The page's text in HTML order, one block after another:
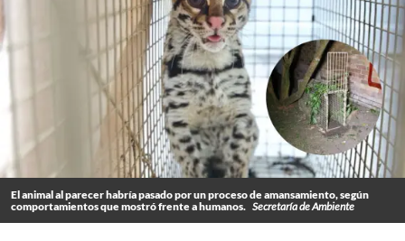
El animal al parecer habría pasado por un proceso de amansamiento, según
comportamientos que mostró frente a humanos. Secretaría de Ambiente